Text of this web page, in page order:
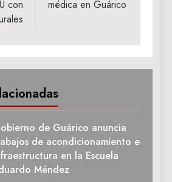
con
médica en Guárico
de Guárico anuncia
de acondicionamiento e
en la Escuela
Méndez